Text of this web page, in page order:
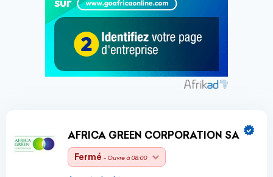
AFRICA GREEN CORPORATION SA
Fermé - Ouvre à 08:00